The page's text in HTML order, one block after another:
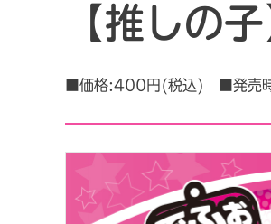
【推しの
■価格:400円(税込) ■発売